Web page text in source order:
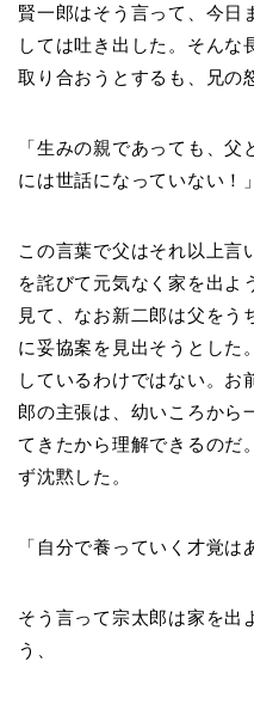
賢一郎はそう言って、今日
しては吐き出した。そんな
取り合おうとするも、兄の
「生みの親であっても、
には世話になっていない！」
この言葉で父はそれ以上言
を詫びて元気なく家を出よ
見て、なお新二郎は父をう
に妥協案を見出そうとした
しているわけではない。お
郎の主張は、幼いころから
てきたから理解できるのだ
ず沈黙した。
「自分で養っていく才覚は
そう言って宗太郎は家を出
う、